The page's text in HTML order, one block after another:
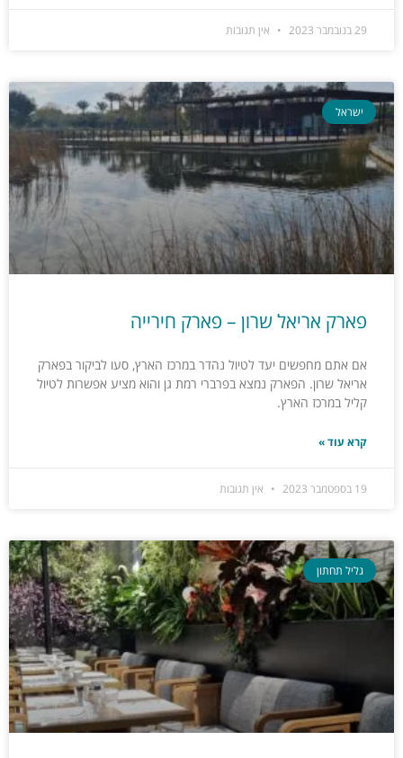
29 בנובמבר 2023 אין תגובות
ישראל
פארק אריאל שרון – פארק חירייה
אם אתם מחפשים יעד לטיול נהדר במרכז הארץ, סעו לביקור בפארק
אריאל שרון. הפארק נמצא בפרברי רמת גן והוא מציע אפשרות לטיול
קליל במרכז הארץ.
קרא עוד »
19 בספטמבר 2023 אין תגובות
גליל תחתון